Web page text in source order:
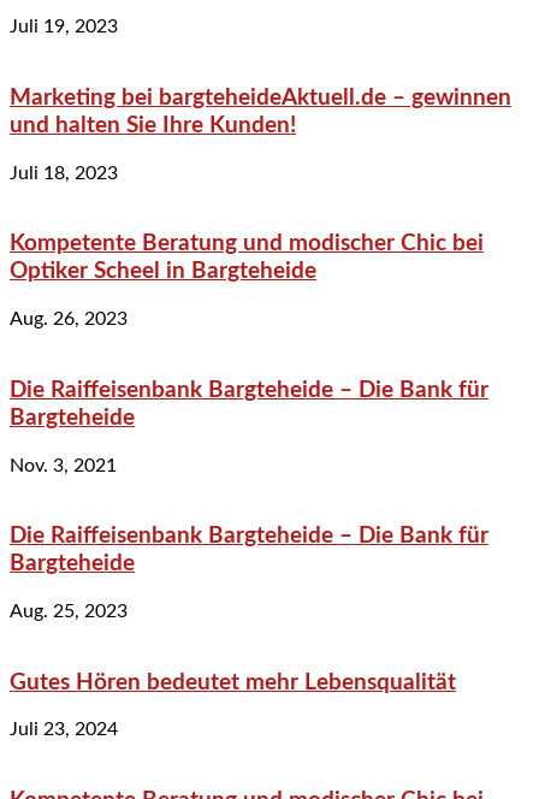
Juli 19, 2023
Marketing bei bargteheideAktuell.de – gewinnen
und halten Sie Ihre Kunden!
Juli 18, 2023
Kompetente Beratung und modischer Chic bei
Optiker Scheel in Bargteheide
Aug. 26, 2023
Die Raiffeisenbank Bargteheide – Die Bank für
Bargteheide
Nov. 3, 2021
Die Raiffeisenbank Bargteheide – Die Bank für
Bargteheide
Aug. 25, 2023
Gutes Hören bedeutet mehr Lebensqualität
Juli 23, 2024